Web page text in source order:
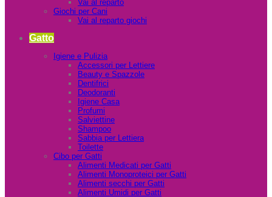
Vai al reparto
Giochi per Cani
Vai al reparto giochi
Gatto
Igiene e Pulizia
Accessori per Lettiere
Beauty e Spazzole
Dentifrici
Deodoranti
Igiene Casa
Profumi
Salviettine
Shampoo
Sabbia per Lettiera
Toilette
Cibo per Gatti
Alimenti Medicati per Gatti
Alimenti Monoproteici per Gatti
Alimenti secchi per Gatti
Alimenti Umidi per Gatti